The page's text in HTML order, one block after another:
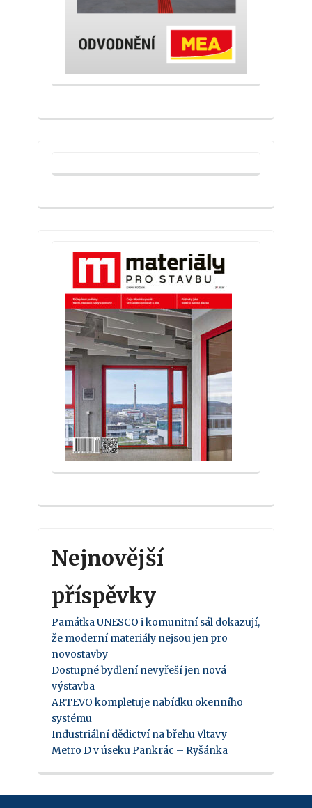
Nejnovější
příspěvky
Památka UNESCO i komunitní sál dokazují,
že moderní materiály nejsou jen pro
novostavby
Dostupné bydlení nevyřeší jen nová
výstavba
ARTEVO kompletuje nabídku okenního
systému
Industriální dědictví na břehu Vltavy
Metro D v úseku Pankrác – Ryšánka